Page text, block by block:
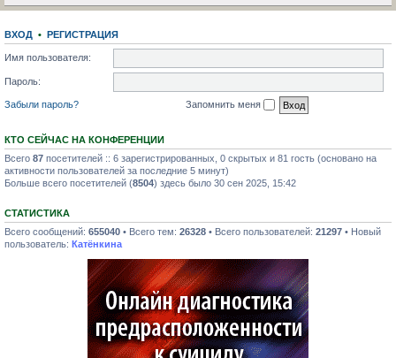
ВХОД • РЕГИСТРАЦИЯ
Имя пользователя:
Пароль:
Забыли пароль? Запомнить меня
КТО СЕЙЧАС НА КОНФЕРЕНЦИИ
Всего 87 посетителей :: 6 зарегистрированных, 0 скрытых и 81 гость (основано на
активности пользователей за последние 5 минут)
Больше всего посетителей (8504) здесь было 30 сен 2025, 15:42
СТАТИСТИКА
Всего сообщений: 655040 • Всего тем: 26328 • Всего пользователей: 21297 • Новый
пользователь: Катёнкина